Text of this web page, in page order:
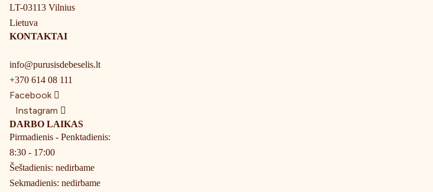
LT-03113 Vilnius
Lietuva
KONTAKTAI
info@purusisdebeselis.lt
+370 614 08 111
Facebook
Instagram
DARBO LAIKAS
Pirmadienis - Penktadienis:
8:30 - 17:00
Šeštadienis: nedirbame
Sekmadienis: nedirbame